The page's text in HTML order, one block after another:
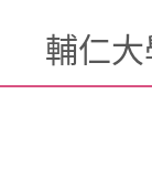
輔仁